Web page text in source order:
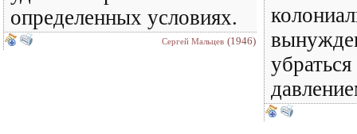
определенных условиях.
Сергей Мальцев (1946)